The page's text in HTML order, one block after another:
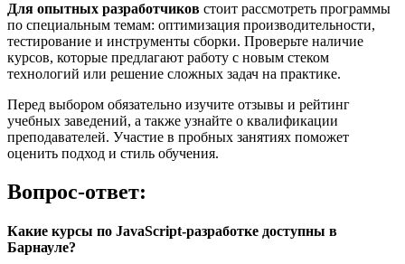
Для опытных разработчиков стоит рассмотреть программы
по специальным темам: оптимизация производительности,
тестирование и инструменты сборки. Проверьте наличие
курсов, которые предлагают работу с новым стеком
технологий или решение сложных задач на практике.
Перед выбором обязательно изучите отзывы и рейтинг
учебных заведений, а также узнайте о квалификации
преподавателей. Участие в пробных занятиях поможет
оценить подход и стиль обучения.
Вопрос-ответ:
Какие курсы по JavaScript-разработке доступны в
Барнауле?